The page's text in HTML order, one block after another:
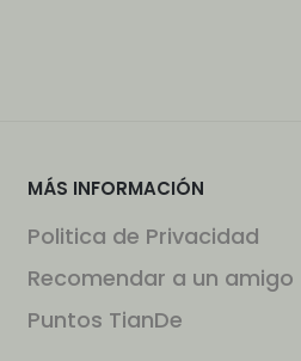
MÁS INFORMACIÓN
Politica de Privacidad
Recomendar a un amigo
Puntos TianDe